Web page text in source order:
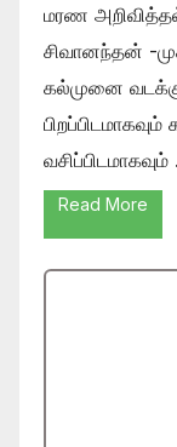
மரண அறிவித்தல்
சிவானந்தன் -
கல்முனை
Read More